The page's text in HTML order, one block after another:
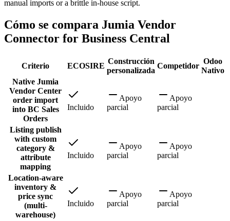
manual imports or a brittle in-house script.
Cómo se compara Jumia Vendor
Connector for Business Central
Criterio ECOSIRE
Construcción
personalizada
Competidor
Odoo
Nativo
Native Jumia
Vendor Center
order import
into BC Sales
Orders
Incluido
Apoyo
parcial
Apoyo
parcial
Listing publish
with custom
category &
attribute
mapping
Incluido
Apoyo
parcial
Apoyo
parcial
Location-aware
inventory &
price sync
(multi-
warehouse)
Incluido
Apoyo
parcial
Apoyo
parcial